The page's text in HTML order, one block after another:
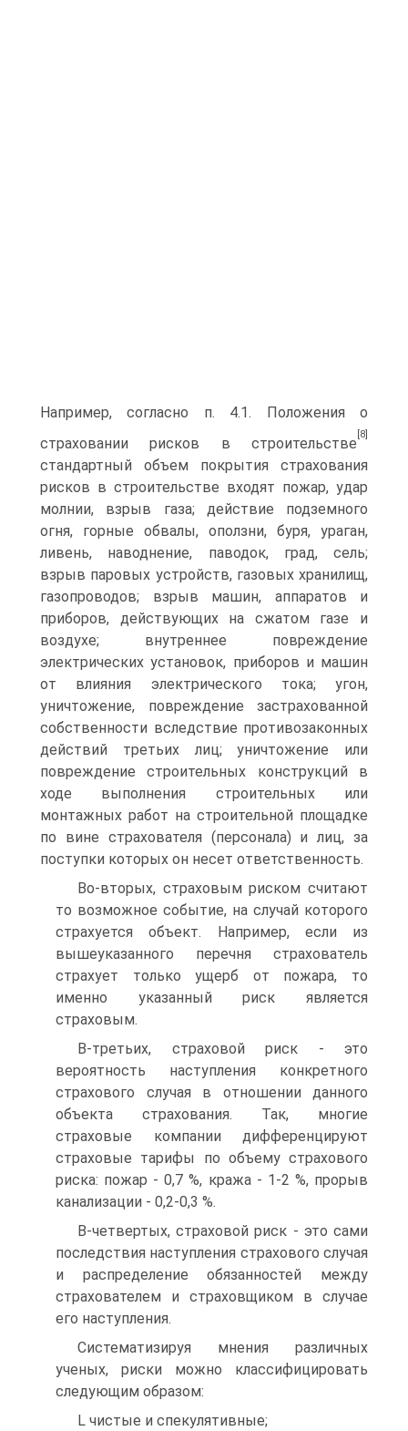
Например, согласно п. 4.1. Положения о
страховании рисков в строительстве
[8]
стандартный объем покрытия страхования
рисков в строительстве входят пожар, удар
молнии, взрыв газа; действие подземного
огня, горные обвалы, оползни, буря, ураган,
ливень, наводнение, паводок, град, сель;
взрыв паровых устройств, газовых хранилищ,
газопроводов; взрыв машин, аппаратов и
приборов, действующих на сжатом газе и
воздухе; внут­реннее повреждение
электрических установок, приборов и машин
от влияния электрического тока; угон,
уничтожение, повреждение за­страхованной
собственности вследствие противозаконных
действий третьих лиц; уничтожение или
повреждение строительных конструк­ций в
ходе выполнения строительных или
монтажных работ на строительной площадке
по вине страхователя (персонала) и лиц, за
поступки которых он несет ответственность.
Во-вторых, страховым риском считают
то возможное событие, на случай которого
страхуется объект. Например, если из
вышеука­занного перечня страхователь
страхует только ущерб от пожара, то
именно указанный риск является
страховым.
В-третьих, страховой риск - это
вероятность наступления кон­кретного
страхового случая в отношении данного
объекта страхова­ния. Так, многие
страховые компании дифференцируют
страховые тарифы по объему страхового
риска: пожар - 0,7 %, кража - 1-2 %, прорыв
канализации - 0,2-0,3 %.
В-четвертых, страховой риск - это сами
последствия наступле­ния страхового случая
и распределение обязанностей между
страхо­вателем и страховщиком в случае
его наступления.
Систематизируя мнения различных
ученых, риски можно клас­сифицировать
следующим образом:
L чистые и спекулятивные;